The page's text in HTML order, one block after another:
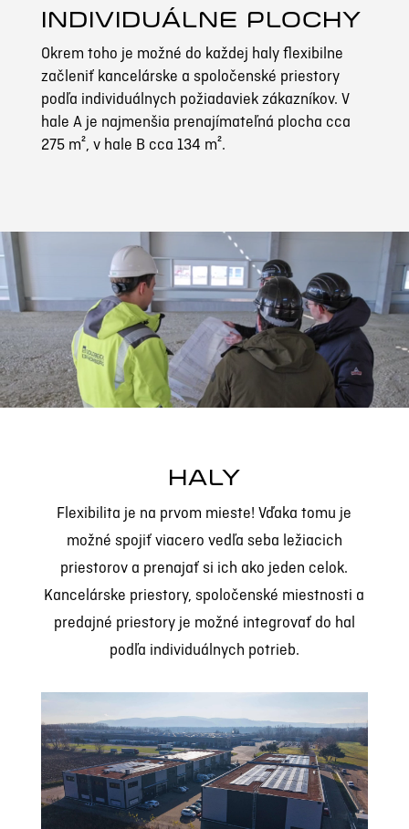
INDIVIDUÁLNE PLOCHY
Okrem toho je možné do každej haly flexibilne
začleniť kancelárske a spoločenské priestory
podľa individuálnych požiadaviek zákazníkov. V
hale A je najmenšia prenajímateľná plocha cca
275 m², v hale B cca 134 m².
Video
prehrávač
HALY
Flexibilita je na prvom mieste! Vďaka tomu je
možné spojiť viacero vedľa seba ležiacich
priestorov a prenajať si ich ako jeden celok.
Kancelárske priestory, spoločenské miestnosti a
predajné priestory je možné integrovať do hal
podľa individuálnych potrieb.